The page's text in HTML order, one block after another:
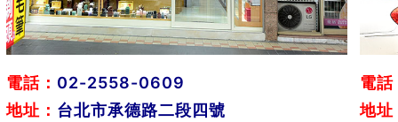
電話： 02-2558-0609
地址： 台北市承德路二段四號
電話
地址